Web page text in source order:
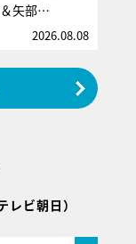
矢部…
2026.08.08
レビ朝日）